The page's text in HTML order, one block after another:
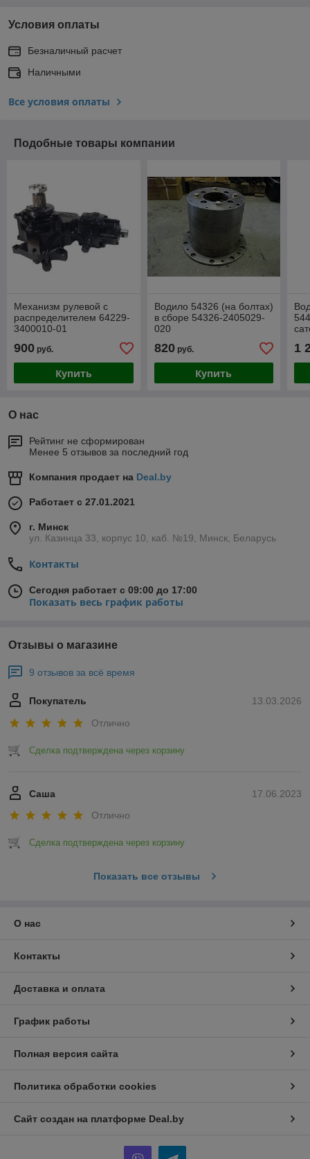
Условия оплаты
Безналичный расчет
Наличными
Все условия оплаты
Подобные товары компании
Механизм рулевой с
распределителем 64229-
3400010-01
900 руб.
Купить
Водило 54326 (на болтах)
в сборе 54326-2405029-
020
820руб.
Купить
1
О нас
Рейтинг не сформирован
Менее 5 отзывов за последний год
Компания продает на Deal.by
Работает с 27.01.2021
г. Минск
ул. Казинца 33, корпус 10, каб. №19, Минск, Беларусь
Контакты
Сегодня работает с 09:00 до 17:00
Показать весь график работы
Отзывы о магазине
9 отзывов за всё время
13.03.2026
Покупатель
Отлично
Сделка подтверждена через корзину
17.06.2023
Саша
Отлично
Сделка подтверждена через корзину
Показать все отзывы
О нас
Контакты
Доставка и оплата
График работы
Полная версия сайта
Политика обработки cookies
Сайт создан на платформе Deal.by